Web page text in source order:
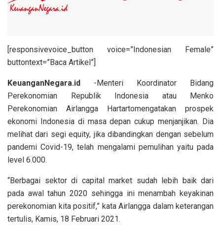
[responsivevoice_button voice=”Indonesian Female”
buttontext=”Baca Artikel”]
KeuanganNegara.id -Menteri Koordinator Bidang
Perekonomian Republik Indonesia atau Menko
Perekonomian Airlangga Hartartomengatakan prospek
ekonomi Indonesia di masa depan cukup menjanjikan. Dia
melihat dari segi equity, jika dibandingkan dengan sebelum
pandemi Covid-19, telah mengalami pemulihan yaitu pada
level 6.000.
“Berbagai sektor di capital market sudah lebih baik dari
pada awal tahun 2020 sehingga ini menambah keyakinan
perekonomian kita positif,” kata Airlangga dalam keterangan
tertulis, Kamis, 18 Februari 2021.